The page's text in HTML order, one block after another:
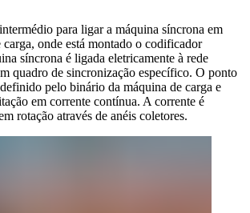
para ligar a máquina síncrona em
carga, onde está montado o codificador
síncrona é ligada eletricamente à rede
quadro de sincronização específico. O ponto
pelo binário da máquina de carga e
em corrente contínua. A corrente é
rotação através de anéis coletores.